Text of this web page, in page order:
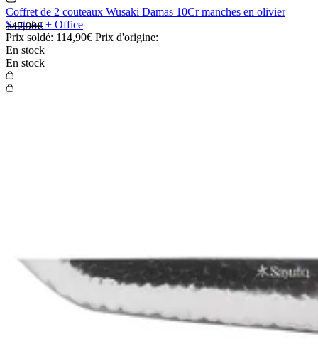
Coffret de 2 couteaux Wusaki Damas 10Cr manches en olivier
Santoku + Office
Prix soldé: 114,90€ Prix d'origine:
147,90€
En stock
En stock